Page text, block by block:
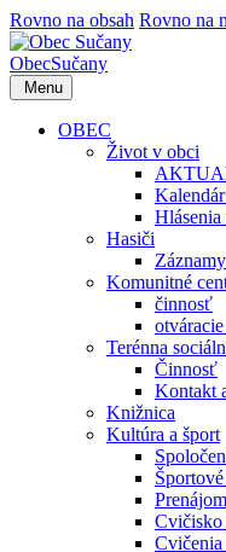
Rovno na obsah Rovno na
ObecSučany
Menu
OBEC
Život v obci
Hlásenia
Hasiči
Komunitné
činnosť
Terénna
Činnosť
Kontakt
Knižnica
Kultúra a šport
Cvičisko